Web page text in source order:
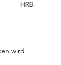
HRB-
wird